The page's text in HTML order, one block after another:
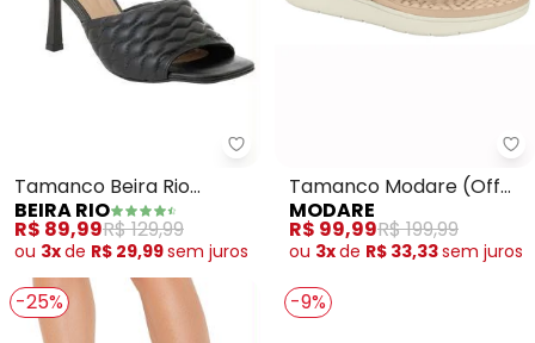
Beira Rio - Tamanco Beira Rio
Tamanco Beira Rio
(Preto) em Sintético
BEIRA RIO
R$ 89,99R$ 129,99
ou 3xde R$ 29,99sem juros
Tamanco Modare (Off
White)
MODARE
R$ 99,99R$ 199,99
ou 3xde R$ 33,33sem juros
-25% -9%